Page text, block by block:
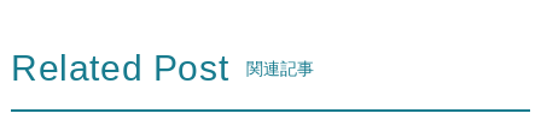
Related Post 関連記事